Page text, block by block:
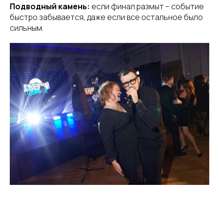
Подводный камень: если финал размыт – событие
быстро забывается, даже если все остальное было
сильным.